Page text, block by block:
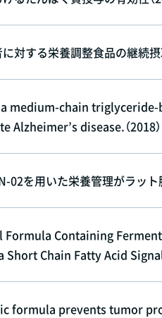
対する栄養調整食品の継続
medium-chain
Alzheimer’s disease.（2018）
02を用いた栄養管理がラット
Formula Containing
Chain Fatty Acid
formula prevents tumor